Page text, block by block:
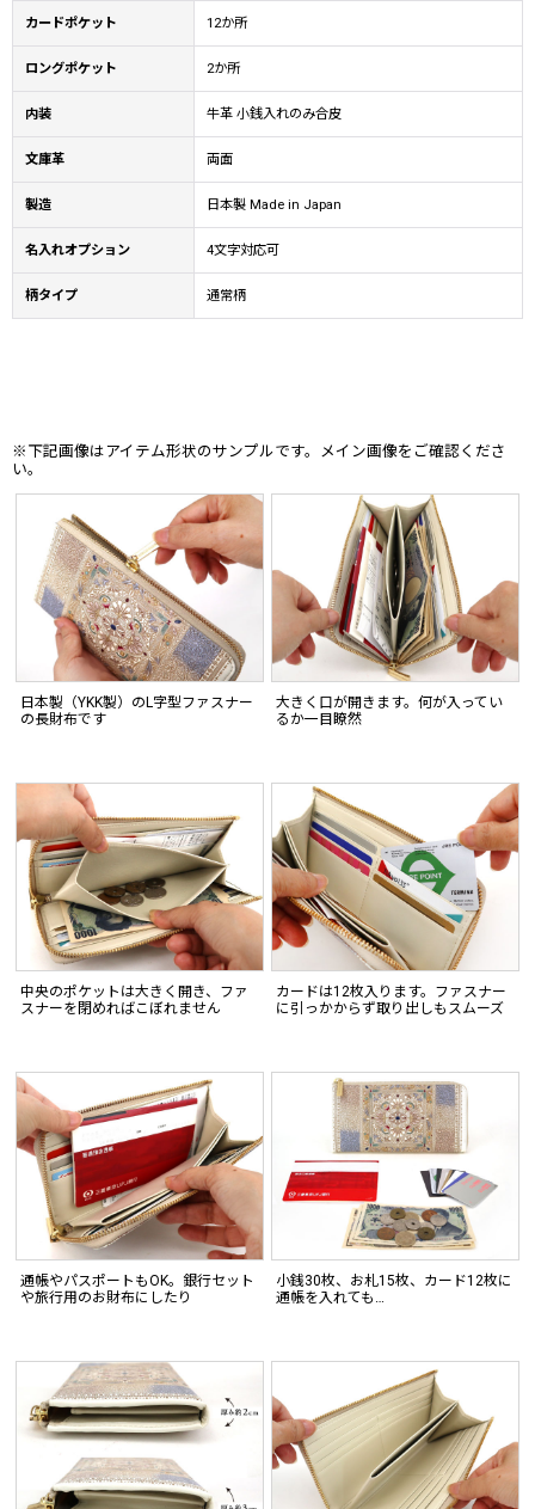
カードポケット 12か所
ロングポケット 2か所
内装 牛革 小銭入れのみ合皮
文庫革 両面
製造 日本製 Made in Japan
名入れオプション 4文字対応可
柄タイプ 通常柄
※下記画像はアイテム形状のサンプルです。メイン画像をご確認くださ
い。
日本製（YKK製）のL字型ファスナー
の長財布です
大きく口が開きます。何が入ってい
るか一目瞭然
中央のポケットは大きく開き、ファ
スナーを閉めればこぼれません
カードは12枚入ります。ファスナー
に引っかからず取り出しもスムーズ
通帳やパスポートもOK。銀行セット
や旅行用のお財布にしたり
小銭30枚、お札15枚、カード12枚に
通帳を入れても…